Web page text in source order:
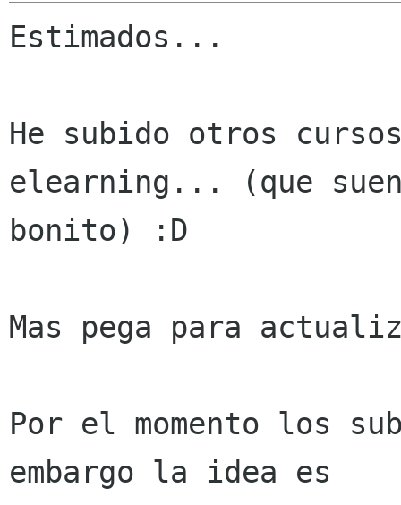
Estimados...
He subido otros
elearning... (que
bonito) :D
Mas pega para
Por el momento los
embargo la idea es